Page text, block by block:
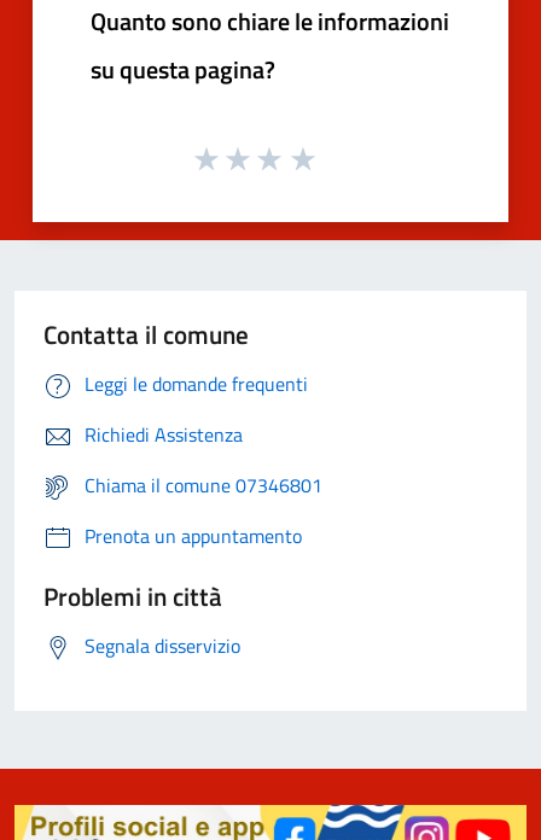
Quanto sono chiare le informazioni
su questa pagina?
Contatta il comune
Leggi le domande frequenti
Richiedi Assistenza
Chiama il comune 07346801
Prenota un appuntamento
Problemi in città
Segnala disservizio